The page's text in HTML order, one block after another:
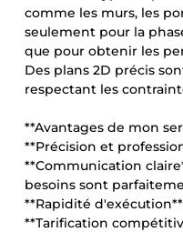
comme les murs, les
seulement pour la
que pour obtenir les
Des plans 2D précis
respectant les
**Avantages de mon
**Précision et
**Communication
besoins sont
**Rapidité
**Tarification